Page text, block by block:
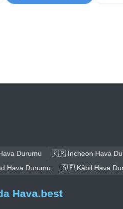
Durumu 🇰🇷 İncheon Hava
Hava Durumu
🇦🇫 Kâbil Hava
Hava.best